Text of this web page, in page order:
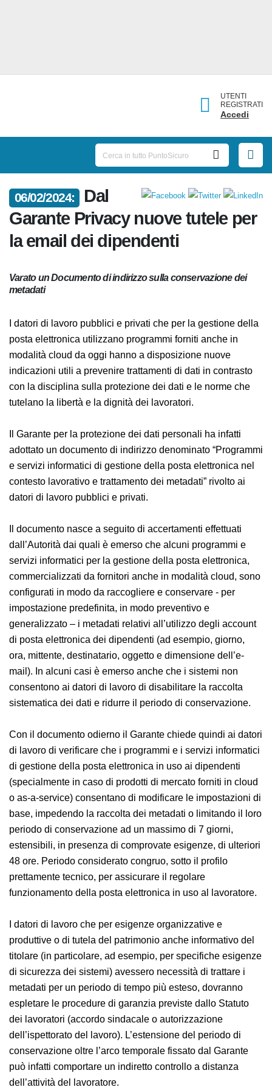
UTENTI
REGISTRATI
Accedi
06/02/2024:
Dal
Garante Privacy nuove tutele per
la email dei dipendenti
Varato un Documento di indirizzo sulla conservazione dei
metadati
I datori di lavoro pubblici e privati che per la gestione della
posta elettronica utilizzano programmi forniti anche in
modalità cloud da oggi hanno a disposizione nuove
indicazioni utili a prevenire trattamenti di dati in contrasto
con la disciplina sulla protezione dei dati e le norme che
tutelano la libertà e la dignità dei lavoratori.
Il Garante per la protezione dei dati personali ha infatti
adottato un documento di indirizzo denominato “Programmi
e servizi informatici di gestione della posta elettronica nel
contesto lavorativo e trattamento dei metadati” rivolto ai
datori di lavoro pubblici e privati.
Il documento nasce a seguito di accertamenti effettuati
dall’Autorità dai quali è emerso che alcuni programmi e
servizi informatici per la gestione della posta elettronica,
commercializzati da fornitori anche in modalità cloud, sono
configurati in modo da raccogliere e conservare - per
impostazione predefinita, in modo preventivo e
generalizzato – i metadati relativi all’utilizzo degli account
di posta elettronica dei dipendenti (ad esempio, giorno,
ora, mittente, destinatario, oggetto e dimensione dell’e-
mail). In alcuni casi è emerso anche che i sistemi non
consentono ai datori di lavoro di disabilitare la raccolta
sistematica dei dati e ridurre il periodo di conservazione.
Con il documento odierno il Garante chiede quindi ai datori
di lavoro di verificare che i programmi e i servizi informatici
di gestione della posta elettronica in uso ai dipendenti
(specialmente in caso di prodotti di mercato forniti in cloud
o as-a-service) consentano di modificare le impostazioni di
base, impedendo la raccolta dei metadati o limitando il loro
periodo di conservazione ad un massimo di 7 giorni,
estensibili, in presenza di comprovate esigenze, di ulteriori
48 ore. Periodo considerato congruo, sotto il profilo
prettamente tecnico, per assicurare il regolare
funzionamento della posta elettronica in uso al lavoratore.
I datori di lavoro che per esigenze organizzative e
produttive o di tutela del patrimonio anche informativo del
titolare (in particolare, ad esempio, per specifiche esigenze
di sicurezza dei sistemi) avessero necessità di trattare i
metadati per un periodo di tempo più esteso, dovranno
espletare le procedure di garanzia previste dallo Statuto
dei lavoratori (accordo sindacale o autorizzazione
dell’ispettorato del lavoro). L’estensione del periodo di
conservazione oltre l’arco temporale fissato dal Garante
può infatti comportare un indiretto controllo a distanza
dell’attività del lavoratore.